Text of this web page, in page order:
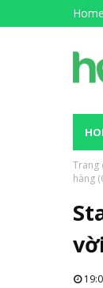
Home
Trang
hàng